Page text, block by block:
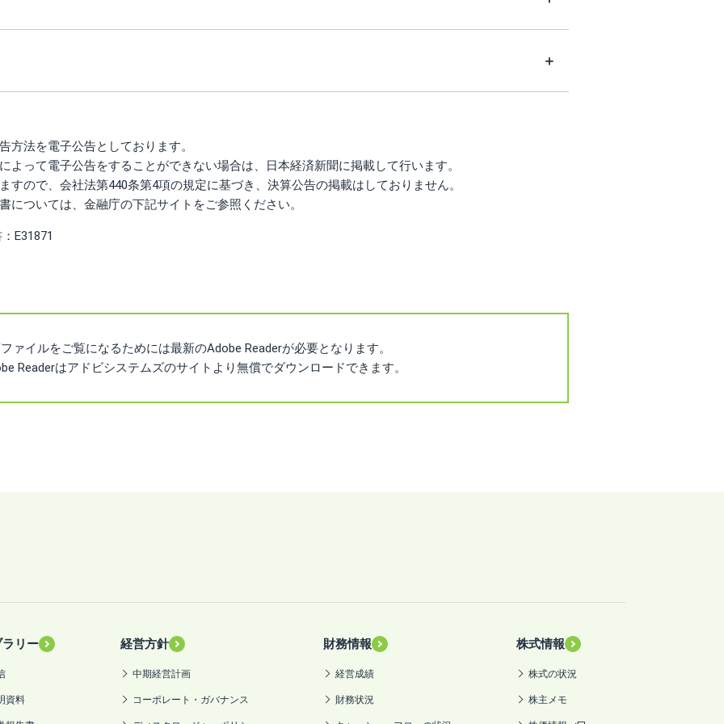
方法を電子公告としております。
よって電子公告をすることができない場合は、日本経済新聞に掲載して行います。
すので、会社法第440条第4項の規定に基づき、決算公告の掲載はしておりません。
については、金融庁の下記サイトをご参照ください。
E31871
ファイルをご覧になるためには最新のAdobe Readerが必要となります。
Readerはアドビシステムズのサイトより無償でダウンロードできます。
リー
資料
経営方針
中期経営計画
コーポレート・ガバナンス
財務情報
経営成績
財務状況
株式情報
株式の状況
株主メモ